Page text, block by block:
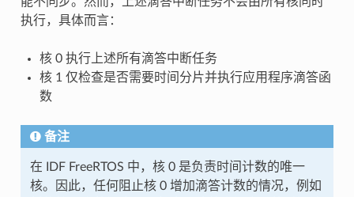
执行，具体而言：
核 0 执行上述所有滴答中断任务
核 1 仅检查是否需要时间分片并执行应用程序滴答函
数
备注
在 IDF FreeRTOS 中，核 0 是负责时间计数的唯一
核。因此，任何阻止核 0 增加滴答计数的情况，例如